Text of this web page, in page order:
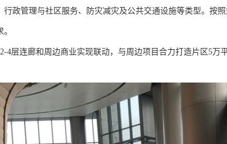
政管理与社区服务、防灾减灾及公共交通设施等类型。按
4层连廊和周边商业实现联动，与周边项目合力打造片区5万